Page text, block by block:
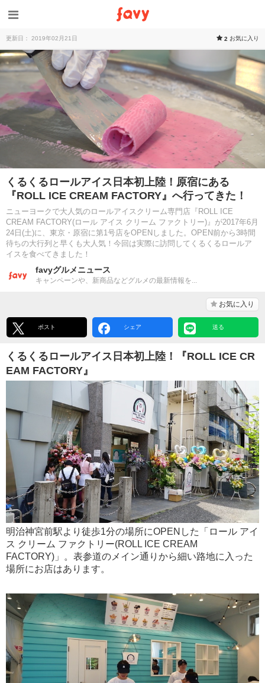
更新日： 2019年02月21日 2 お気に入り
くるくるロールアイス日本初上陸！原宿にある
『ROLL ICE CREAM FACTORY』へ行ってきた！
ニューヨークで大人気のロールアイスクリーム専門店『ROLL ICE
CREAM FACTORY(ロール アイス クリーム ファクトリー)』が2017年6月
24日(土)に、東京・原宿に第1号店をOPENしました。OPEN前から3時間
待ちの大行列と早くも大人気！今回は実際に訪問してくるくるロールア
イスを食べてきました！
favyグルメニュース
キャンペーンや、新商品などグルメの最新情報を...
お気に入り
ポスト シェア 送る
くるくるロールアイス日本初上陸！『ROLL ICE CR
EAM FACTORY』
明治神宮前駅より徒歩1分の場所にOPENした「ロール アイ
ス クリーム ファクトリー(ROLL ICE CREAM
FACTORY)」。表参道のメイン通りから細い路地に入った
場所にお店はあります。